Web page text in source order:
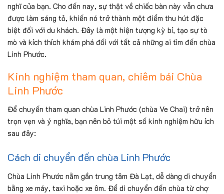
nghĩ của bạn. Cho đến nay, sự thật về chiếc bàn này vẫn chưa
được làm sáng tỏ, khiến nó trở thành một điểm thu hút đặc
biệt đối với du khách. Đây là một hiện tượng kỳ bí, tạo sự tò
mò và kích thích khám phá đối với tất cả những ai tìm đến chùa
Linh Phước.
Kinh nghiệm tham quan, chiêm bái Chùa
Linh Phước
Để chuyến tham quan chùa Linh Phước (chùa Ve Chai) trở nên
trọn vẹn và ý nghĩa, bạn nên bỏ túi một số kinh nghiệm hữu ích
sau đây:
Cách di chuyển đến chùa Linh Phước
Chùa Linh Phước nằm gần trung tâm Đà Lạt, dễ dàng di chuyển
bằng xe máy, taxi hoặc xe ôm. Để di chuyển đến chùa từ chợ